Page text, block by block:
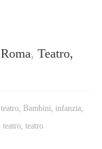
Roma, Teatro,
Bambini infanzia
teatro teatro